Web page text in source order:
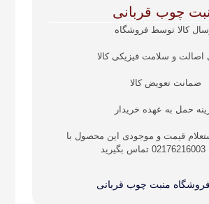
چوب قربانی
کالا توسط فروشگاه
اصالت و سلامت فیزیکی کالا
ضمانت تعویض کالا
حمل به عهده خریدار
قیمت و موجودی این محصول با
منبت چوب قربانی